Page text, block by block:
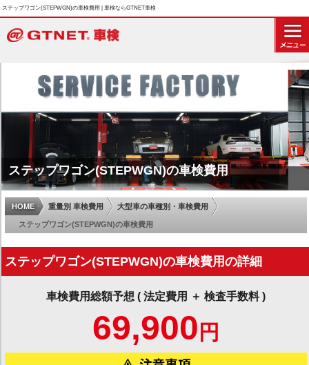
ステップワゴン(STEPWGN)の車検費用 | 車検ならGTNET車検
ステップワゴン(STEPWGN)の車検費用
HOME 重量別 車検費用 大型車の車種別・車検費用
ステップワゴン(STEPWGN)の車検費用
ステップワゴン(STEPWGN)の車検費用の詳細
車検費用総額予想 ( 法定費用 ＋ 検査手数料 )
69,900 円